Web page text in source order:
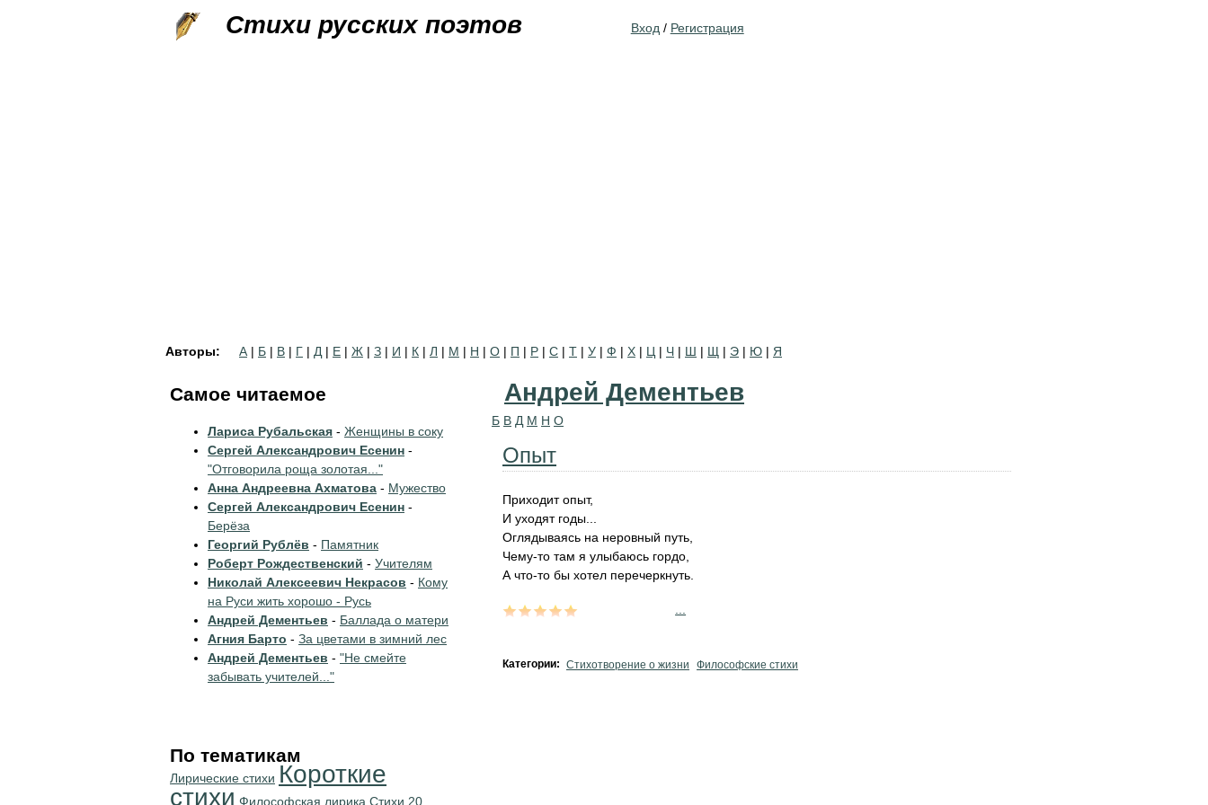
Стихи русских поэтов Вход / Регистрация
Авторы: А | Б | В | Г | Д | Е | Ж | З | И | К | Л | М | Н | О | П | Р | С | Т | У | Ф | Х | Ц | Ч | Ш | Щ | Э | Ю | Я
Андрей Дементьев
Б В Д М Н О
Опыт
Приходит опыт,
И уходят годы...
Оглядываясь на неровный путь,
Чему-то там я улыбаюсь гордо,
А что-то бы хотел перечеркнуть.
Категории: Стихотворение о жизни Философские стихи
Самое читаемое
Лариса Рубальская - Женщины в соку
Сергей Александрович Есенин -
"Отговорила роща золотая..."
Анна Андреевна Ахматова - Мужество
Сергей Александрович Есенин -
Берёза
Георгий Рублёв - Памятник
Роберт Рождественский - Учителям
Николай Алексеевич Некрасов - Кому
на Руси жить хорошо - Русь
Андрей Дементьев - Баллада о матери
Агния Барто - За цветами в зимний лес
Андрей Дементьев - "Не смейте
забывать учителей..."
По тематикам
Лирические стихи Короткие
стихи Философская лирика Стихи 20